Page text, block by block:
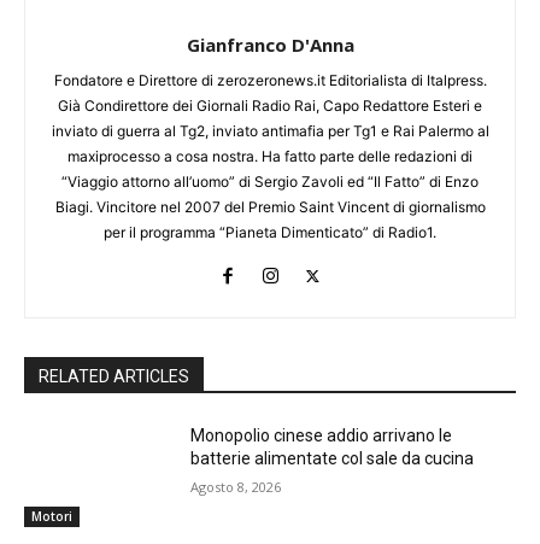
Gianfranco D'Anna
Fondatore e Direttore di zerozeronews.it Editorialista di Italpress.
Già Condirettore dei Giornali Radio Rai, Capo Redattore Esteri e
inviato di guerra al Tg2, inviato antimafia per Tg1 e Rai Palermo al
maxiprocesso a cosa nostra. Ha fatto parte delle redazioni di
“Viaggio attorno all’uomo” di Sergio Zavoli ed “Il Fatto” di Enzo
Biagi. Vincitore nel 2007 del Premio Saint Vincent di giornalismo
per il programma “Pianeta Dimenticato” di Radio1.
RELATED ARTICLES
Motori
Monopolio cinese addio arrivano le
batterie alimentate col sale da cucina
Agosto 8, 2026